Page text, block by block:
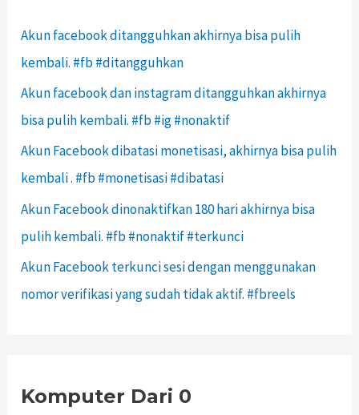
Akun facebook ditangguhkan akhirnya bisa pulih
kembali. #fb #ditangguhkan
Akun facebook dan instagram ditangguhkan akhirnya
bisa pulih kembali. #fb #ig #nonaktif
Akun Facebook dibatasi monetisasi, akhirnya bisa pulih
kembali . #fb #monetisasi #dibatasi
Akun Facebook dinonaktifkan 180 hari akhirnya bisa
pulih kembali. #fb #nonaktif #terkunci
Akun Facebook terkunci sesi dengan menggunakan
nomor verifikasi yang sudah tidak aktif. #fbreels
Komputer Dari 0